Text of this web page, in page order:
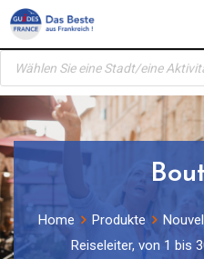
Skip
content
Products
search
Home Produkte
Reiseleiter, von 1 bis